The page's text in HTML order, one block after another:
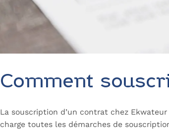
Comment
La souscription d’un contrat chez
charge toutes les démarches de